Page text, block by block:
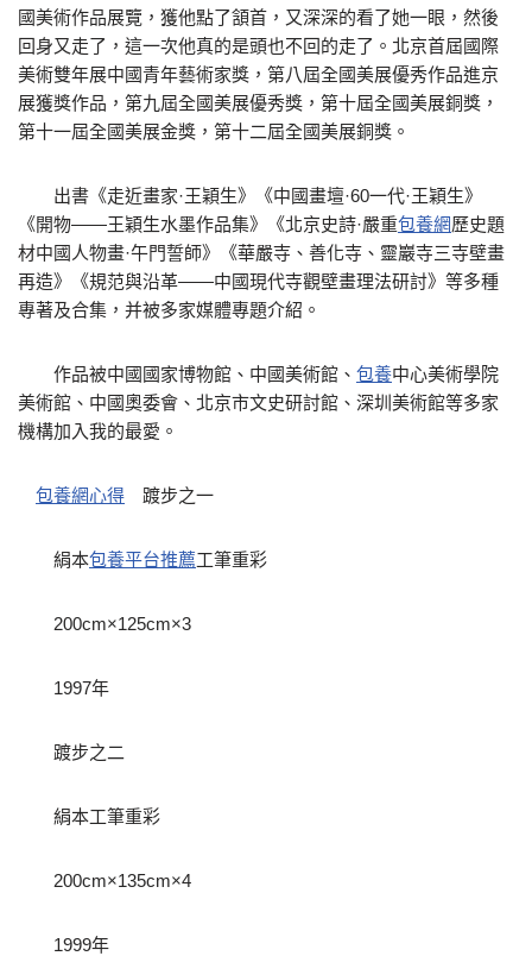
國美術作品展覽，獲他點了頷首，又深深的看了她一眼，然後
回身又走了，這一次他真的是頭也不回的走了。北京首屆國際
美術雙年展中國青年藝術家獎，第八屆全國美展優秀作品進京
展獲獎作品，第九屆全國美展優秀獎，第十屆全國美展銅獎，
第十一屆全國美展金獎，第十二屆全國美展銅獎。
出書《走近畫家·王穎生》《中國畫壇·60一代·王穎生》
《開物——王穎生水墨作品集》《北京史詩·嚴重包養網歷史題
材中國人物畫·午門誓師》《華嚴寺、善化寺、靈巖寺三寺壁畫
再造》《規范與沿革——中國現代寺觀壁畫理法研討》等多種
專著及合集，并被多家媒體專題介紹。
作品被中國國家博物館、中國美術館、 包養中心美術學院
美術館、中國奧委會、北京市文史研討館、深圳美術館等多家
機構加入我的最愛。
包養網心得 踱步之一
絹本包養平台推薦工筆重彩
200cm×125cm×3
1997年
踱步之二
絹本工筆重彩
200cm×135cm×4
1999年